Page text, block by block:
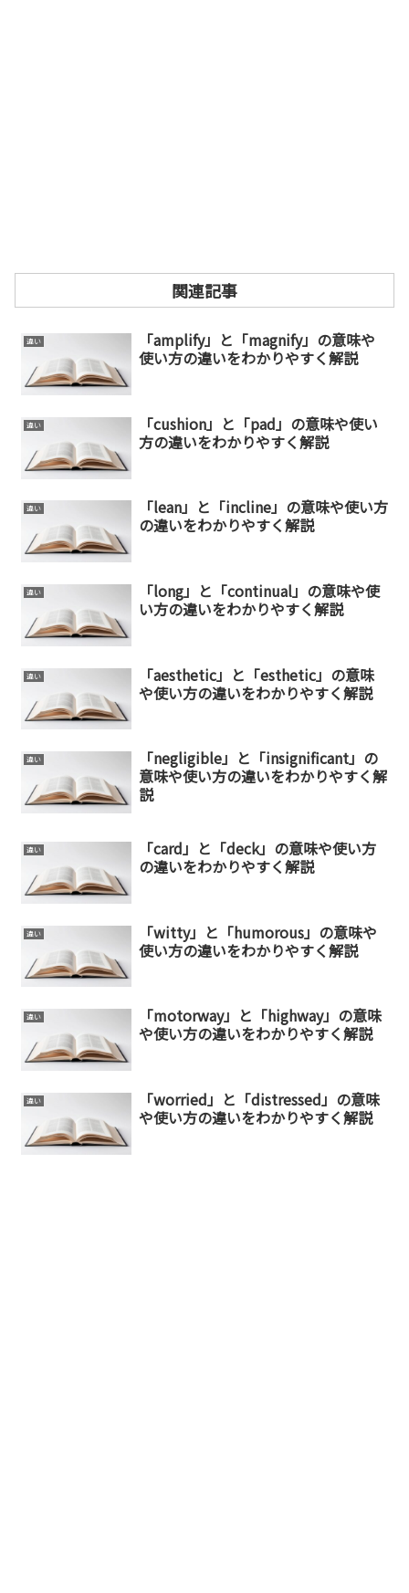
関連記事
違い
「amplify」と「magnify」の意味や
使い方の違いをわかりやすく解説
違い
「cushion」と「pad」の意味や使い
方の違いをわかりやすく解説
違い
「lean」と「incline」の意味や使い方
の違いをわかりやすく解説
違い
「long」と「continual」の意味や使
い方の違いをわかりやすく解説
違い
「aesthetic」と「esthetic」の意味
や使い方の違いをわかりやすく解説
違い
「negligible」と「insignificant」の
意味や使い方の違いをわかりやすく解
説
違い
「card」と「deck」の意味や使い方
の違いをわかりやすく解説
違い
「witty」と「humorous」の意味や
使い方の違いをわかりやすく解説
違い
「motorway」と「highway」の意味
や使い方の違いをわかりやすく解説
違い
「worried」と「distressed」の意味
や使い方の違いをわかりやすく解説